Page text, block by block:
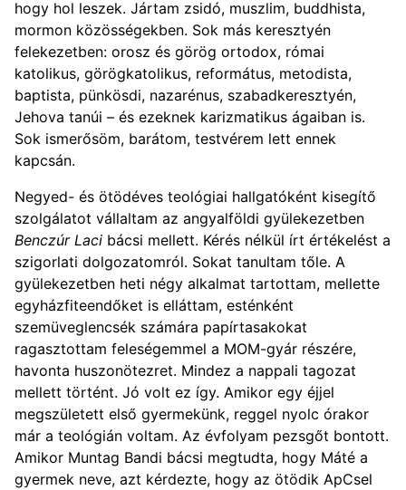
hogy hol leszek. Jártam zsidó, muszlim, buddhista,
mormon közösségekben. Sok más keresztyén
felekezetben: orosz és görög ortodox, római
katolikus, görögkatolikus, református, metodista,
baptista, pünkösdi, nazarénus, szabadkeresztyén,
Jehova tanúi – és ezeknek karizmatikus ágaiban is.
Sok ismerősöm, barátom, testvérem lett ennek
kapcsán.
Negyed- és ötödéves teológiai hallgatóként kisegítő
szolgálatot vállaltam az angyalföldi gyülekezetben
Benczúr Laci bácsi mellett. Kérés nélkül írt értékelést a
szigorlati dolgozatomról. Sokat tanultam tőle. A
gyülekezetben heti négy alkalmat tartottam, mellette
egyházfiteendőket is elláttam, esténként
szemüveglencsék számára papírtasakokat
ragasztottam feleségemmel a MOM-gyár részére,
havonta huszonötezret. Mindez a nappali tagozat
mellett történt. Jó volt ez így. Amikor egy éjjel
megszületett első gyermekünk, reggel nyolc órakor
már a teológián voltam. Az évfolyam pezsgőt bontott.
Amikor Muntag Bandi bácsi megtudta, hogy Máté a
gyermek neve, azt kérdezte, hogy az ötödik ApCsel